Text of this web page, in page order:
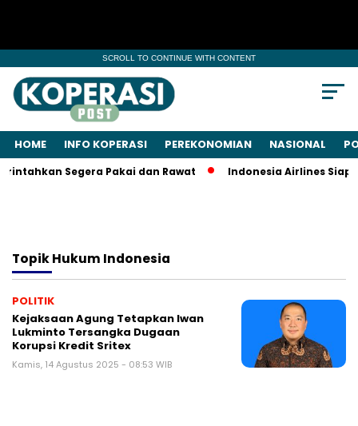
SCROLL TO CONTINUE WITH CONTENT
HOME INFO KOPERASI PEREKONOMIAN NASIONAL
Segera Pakai dan Rawat Indonesia Airlines Siap
TopikHukum Indonesia
POLITIK
Kejaksaan Agung Tetapkan Iwan
Lukminto Tersangka Dugaan
Korupsi Kredit Sritex
Kamis, 14 Agustus 2025 - 08:53 WIB